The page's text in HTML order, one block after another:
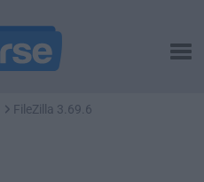
FileZilla 3.69.6